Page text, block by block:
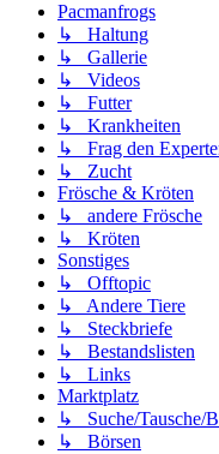
Pacmanfrogs
↳ Haltung
↳ Gallerie
↳ Videos
↳ Futter
↳ Krankheiten
↳ Frag den
↳ Zucht
Frösche & Kröten
↳ andere Frösche
↳ Kröten
Sonstiges
↳ Offtopic
↳ Andere Tiere
↳ Steckbriefe
↳ Bestandslisten
↳ Links
Marktplatz
↳ Suche/Tausche/
↳ Börsen